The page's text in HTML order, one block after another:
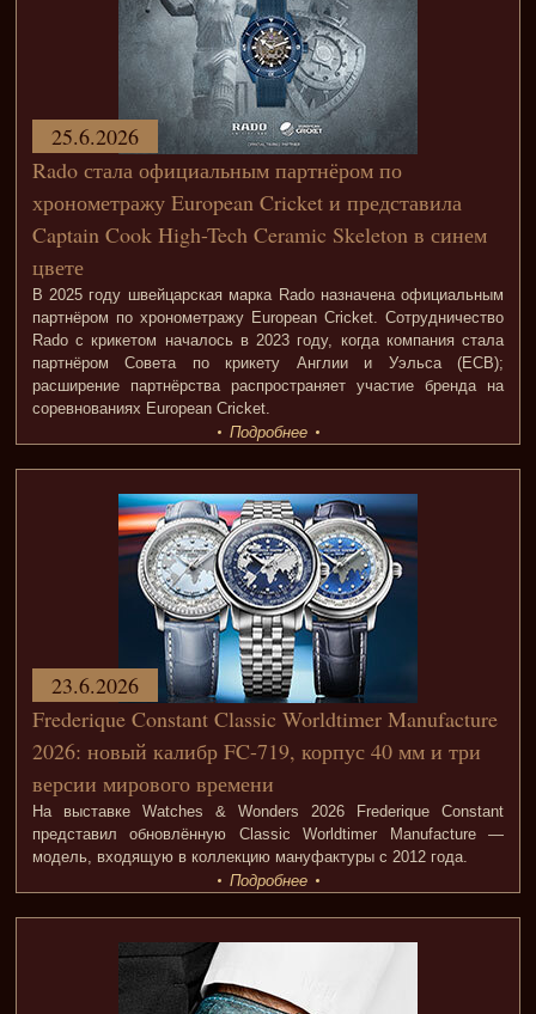
Rado стала официальным партнёром по
хронометражу European Cricket и представила
Captain Cook High-Tech Ceramic Skeleton в синем
цвете
В 2025 году швейцарская марка Rado назначена официальным
партнёром по хронометражу European Cricket. Сотрудничество
Rado с крикетом началось в 2023 году, когда компания стала
партнёром Совета по крикету Англии и Уэльса (ECB);
расширение партнёрства распространяет участие бренда на
соревнованиях European Cricket.
25.6.2026
Подробнее
Frederique Constant Classic Worldtimer Manufacture
2026: новый калибр FC-719, корпус 40 мм и три
версии мирового времени
На выставке Watches & Wonders 2026 Frederique Constant
представил обновлённую Classic Worldtimer Manufacture —
модель, входящую в коллекцию мануфактуры с 2012 года.
23.6.2026
Подробнее